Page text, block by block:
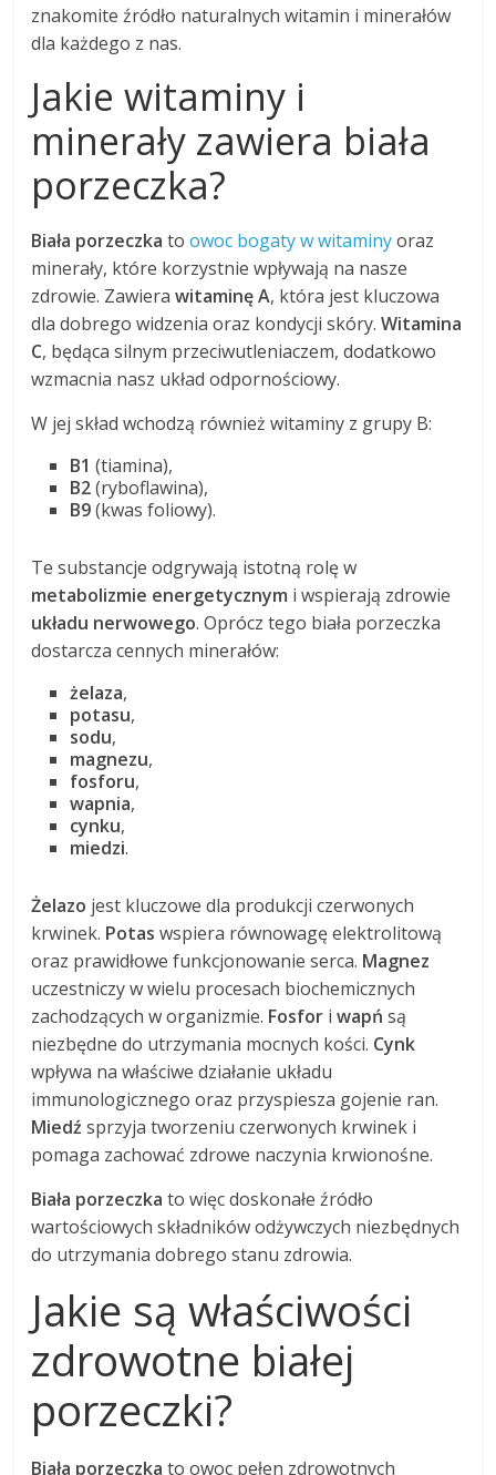
znakomite źródło naturalnych witamin i minerałów
dla każdego z nas.
Jakie witaminy i
minerały zawiera biała
porzeczka?
Biała porzeczka toowoc bogaty w witaminyoraz
minerały, które korzystnie wpływają na nasze
zdrowie. Zawierawitaminę A, która jest kluczowa
dla dobrego widzenia oraz kondycji skóry.Witamina
C, będąca silnym przeciwutleniaczem, dodatkowo
wzmacnia nasz układ odpornościowy.
W jej skład wchodzą również witaminy z grupy B:
B1 (tiamina),
B2(ryboflawina),
B9(kwas foliowy).
Te substancje odgrywają istotną rolę w
metabolizmie energetycznym i wspierają zdrowie
układu nerwowego. Oprócz tego biała porzeczka
dostarcza cennych minerałów:
żelaza,
potasu,
sodu,
magnezu,
fosforu,
wapnia,
cynku,
miedzi.
Żelazo jest kluczowe dla produkcji czerwonych
krwinek. Potas wspiera równowagę elektrolitową
oraz prawidłowe funkcjonowanie serca. Magnez
uczestniczy w wielu procesach biochemicznych
zachodzących w organizmie. Fosfor iwapń są
niezbędne do utrzymania mocnych kości. Cynk
wpływa na właściwe działanie układu
immunologicznego oraz przyspiesza gojenie ran.
Miedź sprzyja tworzeniu czerwonych krwinek i
pomaga zachować zdrowe naczynia krwionośne.
Biała porzeczka to więc doskonałe źródło
wartościowych składników odżywczych niezbędnych
do utrzymania dobrego stanu zdrowia.
Jakie są właściwości
zdrowotne białej
porzeczki?
Biała porzeczka to owoc pełen zdrowotnych